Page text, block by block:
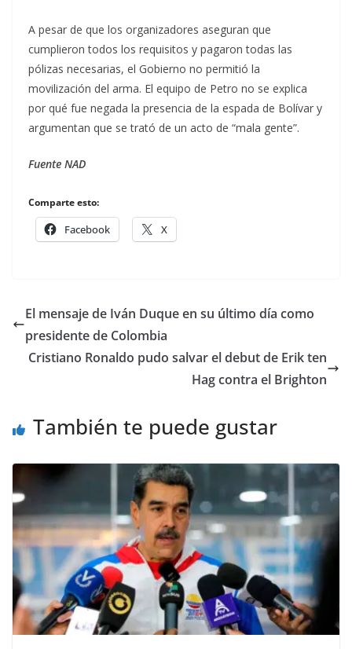
A pesar de que los organizadores aseguran que
cumplieron todos los requisitos y pagaron todas las
pólizas necesarias, el Gobierno no permitió la
movilización del arma. El equipo de Petro no se explica
por qué fue negada la presencia de la espada de Bolívar y
argumentan que se trató de un acto de “mala gente”.
Fuente NAD
Comparte esto:
Facebook X
El mensaje de Iván Duque en su último día como
presidente de Colombia
Cristiano Ronaldo pudo salvar el debut de Erik ten
Hag contra el Brighton
También te puede gustar